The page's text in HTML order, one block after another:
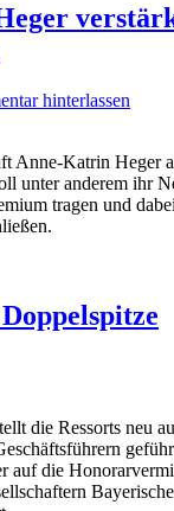
hinterlassen
Anne-Katrin Heger
unter anderem ihr
tragen und
die Ressorts neu
auf die